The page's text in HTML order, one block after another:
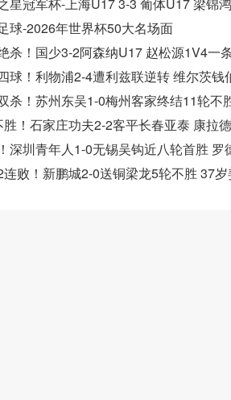
球-2026年世界杯50大名场面
杀！国少3-2阿森纳U17 赵松源1V4一
球！利物浦2-4遭利兹联逆转 维尔茨钱
杀！苏州东吴1-0梅州客家终结11轮不
！石家庄功夫2-2客平长春亚泰 康拉
深圳青年人1-0无锡吴钩近八轮首胜 罗
败！新鹏城2-0送铜梁龙5轮不胜 37